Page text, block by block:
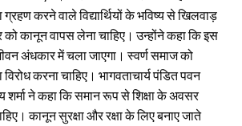
ग्रहण करने वाले विद्यार्थियों के भविष्य से खिलवाड़
कानून वापस लेना चाहिए। उन्होंने कहा कि इस
अंधकार में चला जाएगा। स्वर्ण समाज को
करना चाहिए। भागवताचार्य पंडित पवन
शर्मा ने कहा कि समान रूप से शिक्षा के अवसर
कानून सुरक्षा और रक्षा के लिए बनाए जाते